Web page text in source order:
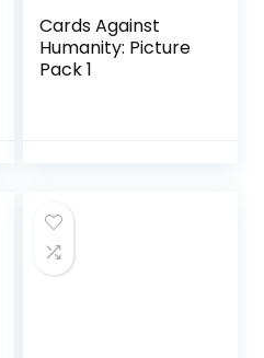
Cards Against
Humanity: Picture
Pack 1